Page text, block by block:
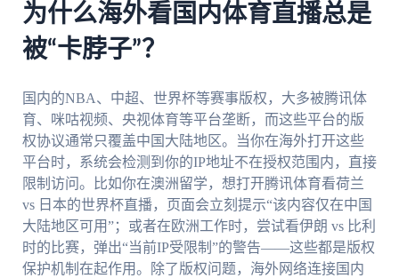
为什么海外看国内体育直播总是
被“卡脖子”？
国内的NBA、中超、世界杯等赛事版权，大多被腾讯体
育、咪咕视频、央视体育等平台垄断，而这些平台的版
权协议通常只覆盖中国大陆地区。当你在海外打开这些
平台时，系统会检测到你的IP地址不在授权范围内，直接
限制访问。比如你在澳洲留学，想打开腾讯体育看荷兰
vs 日本的世界杯直播，页面会立刻提示“该内容仅在中国
大陆地区可用”；或者在欧洲工作时，尝试看伊朗 vs 比利
时的比赛，弹出“当前IP受限制”的警告——这些都是版权
保护机制在起作用。除了版权问题，海外网络连接国内